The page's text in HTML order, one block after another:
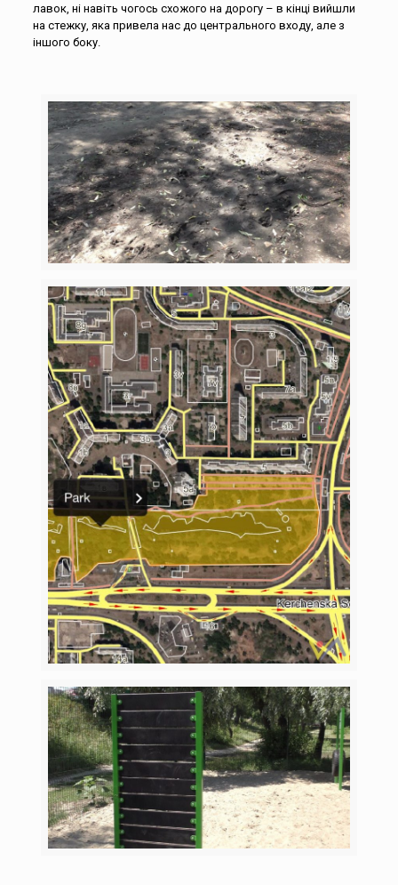
лавок, ні навіть чогось схожого на дорогу – в кінці вийшли
на стежку, яка привела нас до центрального входу, але з
іншого боку.